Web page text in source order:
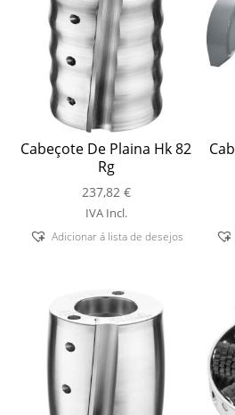
Cabeçote De Plaina Hk 82
Rg
237,82 €
IVA Incl.
Adicionar á lista de desejos